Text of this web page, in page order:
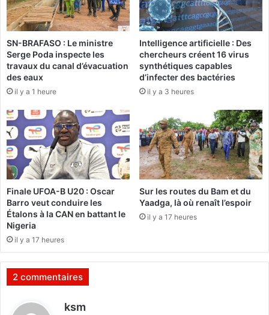
r
s
o
u
t
e
n
i
l
a
C
h
a
r
t
e
d
l
t
t
l
e
t
r
i
b
u
n
a
l
e
n
m
i
2
0
1
SN-BRAFASO : Le ministre
Serge Poda inspecte les
travaux du canal d’évacuation
des eaux
il y a 1 heure
Intelligence artificielle : Des
chercheurs créent 16 virus
synthétiques capables
d’infecter des bactéries
il y a 3 heures
Finale UFOA-B U20 : Oscar
Barro veut conduire les
Étalons à la CAN en battant le
Nigeria
il y a 17 heures
Sur les routes du Bam et du
Yaadga, là où renaît l’espoir
il y a 17 heures
2 commentaires
ksm